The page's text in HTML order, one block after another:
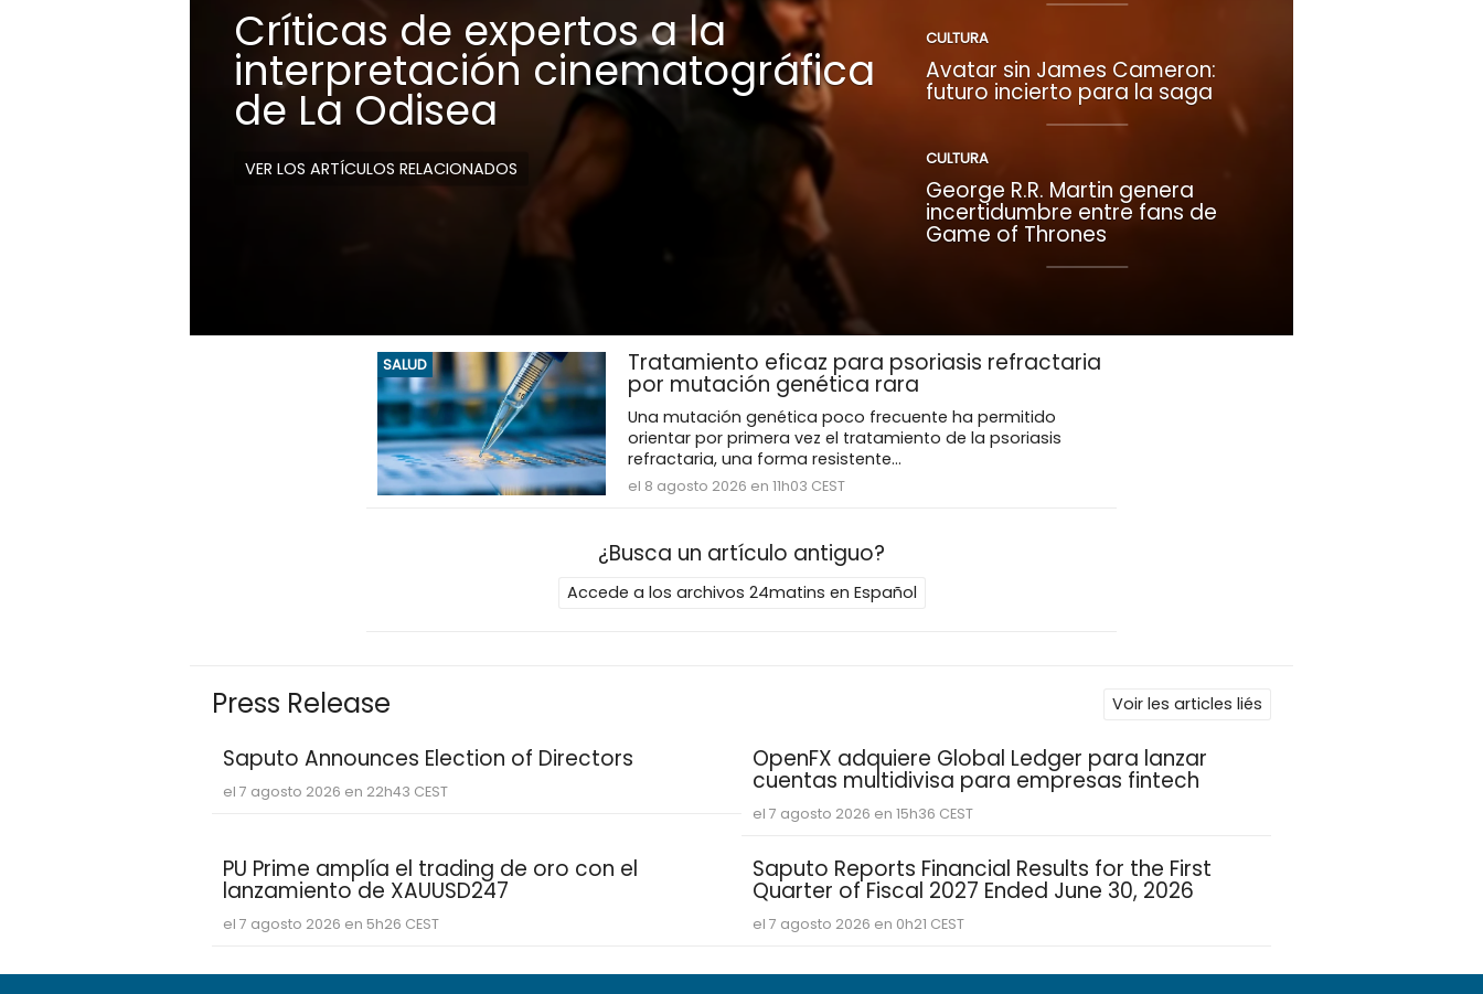
Críticas de expertos a la
interpretación cinematográfica
de La Odisea
VER LOS ARTÍCULOS RELACIONADOS
CULTURA
Avatar sin James Cameron:
futuro incierto para la saga
CULTURA
George R.R. Martin genera
incertidumbre entre fans de
Game of Thrones
SALUD Tratamiento eficaz para psoriasis refractaria
por mutación genética rara
Una mutación genética poco frecuente ha permitido
orientar por primera vez el tratamiento de la psoriasis
refractaria, una forma resistente...
el 8 agosto 2026 en 11h03 CEST
¿Busca un artículo antiguo?
Accede a los archivos 24matins en Español
Press Release Voir les articles liés
Saputo Announces Election of Directors
el 7 agosto 2026 en 22h43 CEST
OpenFX adquiere Global Ledger para lanzar
cuentas multidivisa para empresas fintech
el 7 agosto 2026 en 15h36 CEST
PU Prime amplía el trading de oro con el
lanzamiento de XAUUSD247
el 7 agosto 2026 en 5h26 CEST
Saputo Reports Financial Results for the First
Quarter of Fiscal 2027 Ended June 30, 2026
el 7 agosto 2026 en 0h21 CEST